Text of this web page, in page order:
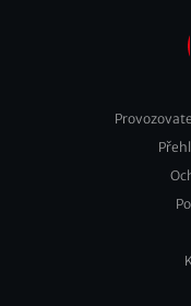
Footer